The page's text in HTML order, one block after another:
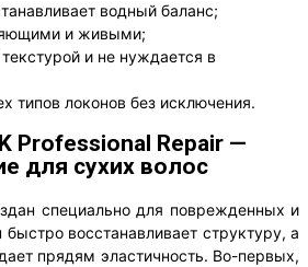
445,00
₴
–
₴
имеет
вариаций.
можно
выбрать
на
странице
водный баланс;
и живыми;
и не нуждается в
типов локонов без исключения.
Professional Repair —
для сухих волос
специально для поврежденных и
восстанавливает структуру, а
прядям эластичность. Во-первых,